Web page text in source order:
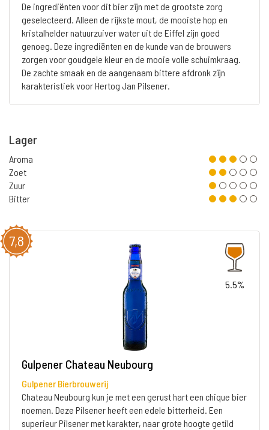
De ingrediënten voor dit bier zijn met de grootste zorg
geselecteerd. Alleen de rijkste mout, de mooiste hop en
kristalhelder natuurzuiver water uit de Eiffel zijn goed
genoeg. Deze ingrediënten en de kunde van de brouwers
zorgen voor goudgele kleur en de mooie volle schuimkraag.
De zachte smaak en de aangenaam bittere afdronk zijn
karakteristiek voor Hertog Jan Pilsener.
Lager
Aroma
Zoet
Zuur
Bitter
7,8
5.5%
Gulpener Chateau Neubourg
Gulpener Bierbrouwerij
Chateau Neubourg kun je met een gerust hart een chique bier
noemen. Deze Pilsener heeft een edele bitterheid. Een
superieur Pilsener met karakter, naar grote hoogte getild